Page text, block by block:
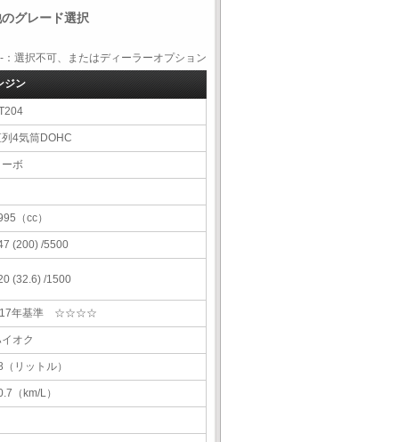
グレード選択
択不可、またはディーラーオプション
ジン
4気筒DOHC
ボ
（cc）
(200) /5500
(32.6) /1500
年基準 ☆☆☆☆
オク
（リットル）
（km/L）